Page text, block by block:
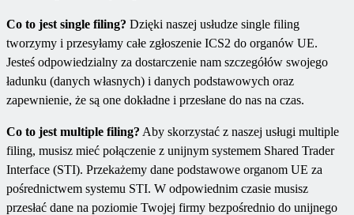
Co to jest single filing? Dzięki naszej usłudze single filing
tworzymy i przesyłamy całe zgłoszenie ICS2 do organów UE.
Jesteś odpowiedzialny za dostarczenie nam szczegółów swojego
ładunku (danych własnych) i danych podstawowych oraz
zapewnienie, że są one dokładne i przesłane do nas na czas.
Co to jest multiple filing? Aby skorzystać z naszej usługi multiple
filing, musisz mieć połączenie z unijnym systemem Shared Trader
Interface (STI). Przekażemy dane podstawowe organom UE za
pośrednictwem systemu STI. W odpowiednim czasie musisz
przesłać dane na poziomie Twojej firmy bezpośrednio do unijnego